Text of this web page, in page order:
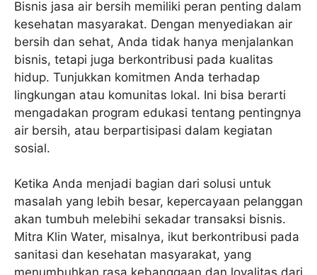
Bisnis jasa air bersih memiliki peran penting dalam
kesehatan masyarakat. Dengan menyediakan air
bersih dan sehat, Anda tidak hanya menjalankan
bisnis, tetapi juga berkontribusi pada kualitas
hidup. Tunjukkan komitmen Anda terhadap
lingkungan atau komunitas lokal. Ini bisa berarti
mengadakan program edukasi tentang pentingnya
air bersih, atau berpartisipasi dalam kegiatan
sosial.
Ketika Anda menjadi bagian dari solusi untuk
masalah yang lebih besar, kepercayaan pelanggan
akan tumbuh melebihi sekadar transaksi bisnis.
Mitra Klin Water, misalnya, ikut berkontribusi pada
sanitasi dan kesehatan masyarakat, yang